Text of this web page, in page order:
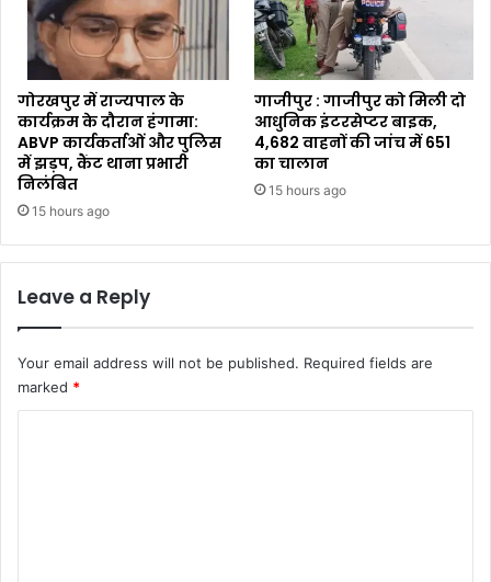
गोरखपुर में राज्यपाल के
कार्यक्रम के दौरान हंगामा:
ABVP कार्यकर्ताओं और पुलिस
में झड़प, कैंट थाना प्रभारी
निलंबित
15 hours ago
गाजीपुर : गाजीपुर को मिली दो
आधुनिक इंटरसेप्टर बाइक,
4,682 वाहनों की जांच में 651
का चालान
15 hours ago
Leave a Reply
Your email address will not be published. Required fields are
marked *